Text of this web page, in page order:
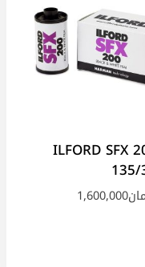
ILFORD SFX
135/
1,600,000